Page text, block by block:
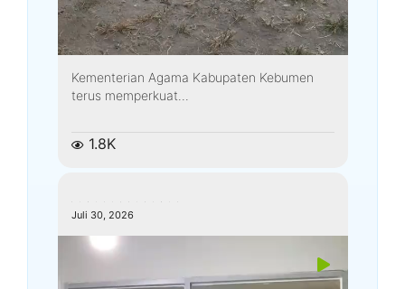
Kementerian Agama Kabupaten Kebumen
terus memperkuat...
1.8K
Juli 30, 2026